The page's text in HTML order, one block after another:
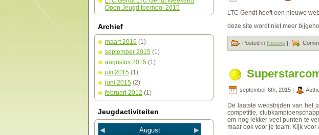
Open Jeugd toernooi 2015
Archief
maart 2016 (1)
september 2015 (1)
augustus 2015 (1)
juli 2015 (1)
juni 2015 (2)
februari 2012 (1)
Jeugdactiviteiten
◄ August ►
LTC Gendt heeft een nieuwe
deze site wordt niet meer
Posted in Nieuws |
september 6th, 2015 |
De laatste wedstrijden van het
competitie,
om nog lekker veel punten te
maar ook voor je team. Kijk